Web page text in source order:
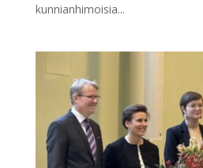
kunnianhimoisia...